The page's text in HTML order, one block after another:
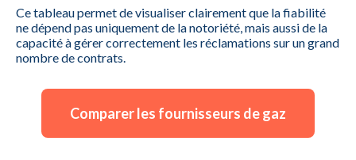
Ce tableau permet de visualiser clairement que la fiabilité
ne dépend pas uniquement de la notoriété, mais aussi de la
capacité à gérer correctement les réclamations sur un grand
nombre de contrats.
Comparer les fournisseurs de gaz